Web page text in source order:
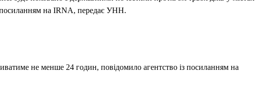
посиланням на IRNA, передає УНН.
не менше 24 годин, повідомило агентство із посиланням на